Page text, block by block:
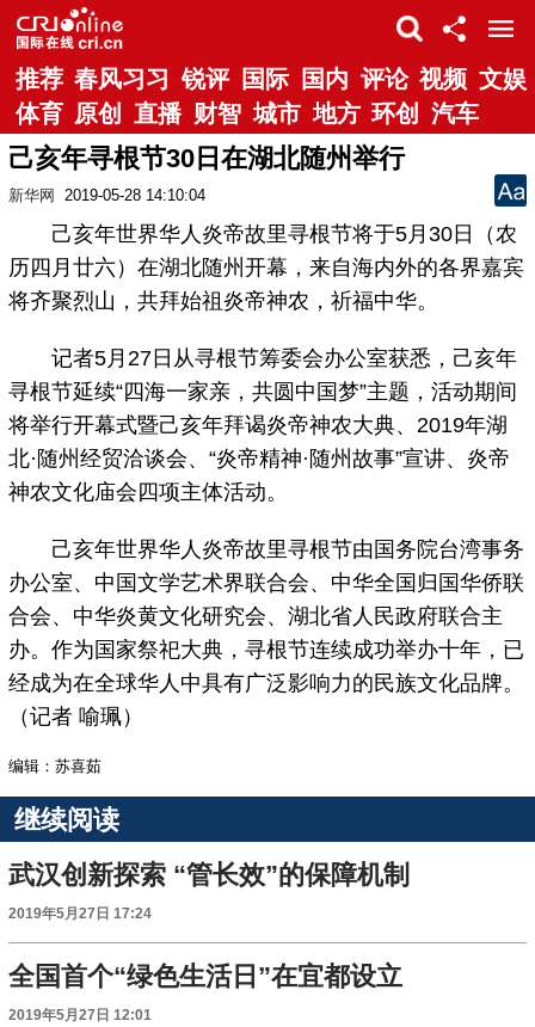
推荐 春风习习 锐评 国际 国内 评论 视频 文娱
体育 原创 直播 财智 城市 地方 环创 汽车
己亥年寻根节30日在湖北随州举行
新华网 2019-05-28 14:10:04
己亥年世界华人炎帝故里寻根节将于5月30日（农
历四月廿六）在湖北随州开幕，来自海内外的各界嘉宾
将齐聚烈山，共拜始祖炎帝神农，祈福中华。
记者5月27日从寻根节筹委会办公室获悉，己亥年
寻根节延续“四海一家亲，共圆中国梦”主题，活动期间
将举行开幕式暨己亥年拜谒炎帝神农大典、2019年湖
北·随州经贸洽谈会、“炎帝精神·随州故事”宣讲、炎帝
神农文化庙会四项主体活动。
己亥年世界华人炎帝故里寻根节由国务院台湾事务
办公室、中国文学艺术界联合会、中华全国归国华侨联
合会、中华炎黄文化研究会、湖北省人民政府联合主
办。作为国家祭祀大典，寻根节连续成功举办十年，已
经成为在全球华人中具有广泛影响力的民族文化品牌。
（记者 喻珮）
编辑：苏喜茹
继续阅读
武汉创新探索 “管长效”的保障机制
2019年5月27日 17:24
全国首个“绿色生活日”在宜都设立
2019年5月27日 12:01